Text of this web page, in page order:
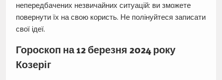
непередбачених незвичайних ситуацій: ви зможете
повернути їх на свою користь. Не полінуйтеся записати
свої ідеї.
Гороскоп на 12 березня 2024 року
Козеріг